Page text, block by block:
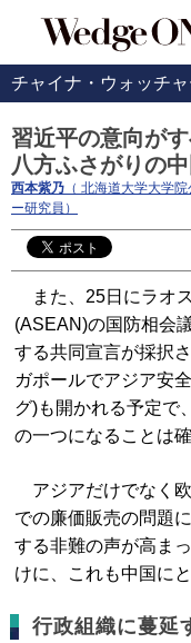
チャイナ・ウォッチ
習近平の意向が
八方ふさがりの
西本紫乃 （ 北海道大学大学
ー研究員）
また、25日にラオ
(ASEAN)の国防相会
する共同宣言が採択
ガポールでアジア安
グ)も開かれる予定で
の一つになることは確
アジアだけでなく
での廉価販売の問題
する非難の声が高ま
けに、これも中国に
行政組織に蔓延